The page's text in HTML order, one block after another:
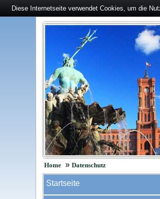
Home » Datenschutz
Startseite
Diese Internetseite verwendet Cookies, um die